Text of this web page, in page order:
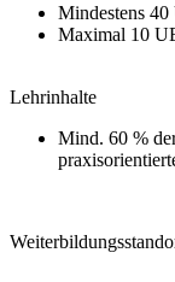
Mindestens
Maximal 10
Lehrinhalte
Mind. 60 %